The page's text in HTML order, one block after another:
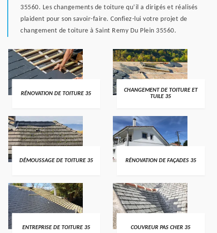
35560. Les changements de toiture qu’il a dirigés et réalisés
plaident pour son savoir-faire. Confiez-lui votre projet de
changement de toiture à Saint Remy Du Plein 35560.
RÉNOVATION DE TOITURE 35
CHANGEMENT DE TOITURE ET
TUILE 35
DÉMOUSSAGE DE TOITURE 35 RÉNOVATION DE FAÇADES 35
ENTREPRISE DE TOITURE 35 COUVREUR PAS CHER 35